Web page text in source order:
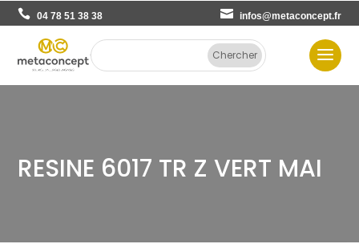
04 78 51 38 38 infos@metaconcept.fr
RESINE 6017 TR Z VERT MAI